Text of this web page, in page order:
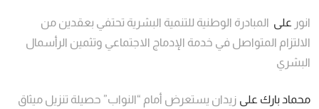
انور على المبادرة الوطنية للتنمية البشرية تحتفي بعقدين من
الالتزام المتواصل في خدمة الإدماج الاجتماعي وتثمين الرأسمال
البشري
محماد بارك على زيدان يستعرض أمام “النواب” حصيلة تنزيل ميثاق